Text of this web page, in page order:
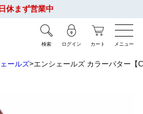
休まず営業中
検索 ログイン カート メニュー
ールズ エンシェールズ カラーバター【